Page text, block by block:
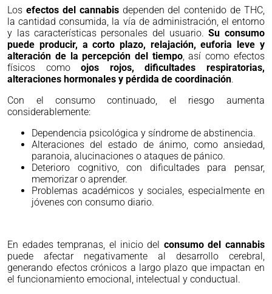
Losefectos del cannabisdependen del contenido de THC,
la cantidad consumida, la vía de administración, el entorno
y las características personales del usuario.Su consumo
puede producir, a corto plazo, relajación, euforia leve y
alteración de la percepción del tiempo, así como efectos
físicos comoojos rojos, dificultades respiratorias,
alteraciones hormonales y pérdida de coordinación.
Con el consumo continuado, el riesgo aumenta
considerablemente:
Dependencia psicológica y síndrome de abstinencia.
Alteraciones del estado de ánimo, como ansiedad,
paranoia, alucinaciones o ataques de pánico.
Deterioro cognitivo, con dificultades para pensar,
memorizar o aprender.
Problemas académicos y sociales, especialmente en
jóvenes con consumo diario.
En edades tempranas, el inicio del consumo del cannabis
puede afectar negativamente al desarrollo cerebral,
generando efectos crónicos a largo plazo que impactan en
el funcionamiento emocional, intelectual y conductual.